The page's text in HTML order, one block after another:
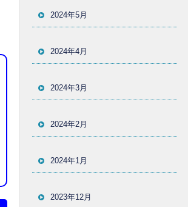
2024年5月
2024年4月
2024年3月
2024年2月
2024年1月
2023年12月